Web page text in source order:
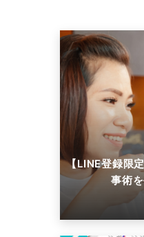
【LINE登録限
事術